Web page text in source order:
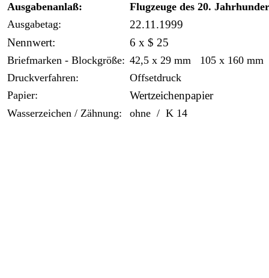
Ausgabenanlaß:
Flugzeuge des 20.
Ausgabetag:
22.11.1999
Nennwert:
6 x $ 25
Briefmarken - Blockgröße: 42,5 x 29 mm 105 x 160 mm
Druckverfahren:
Offsetdruck
Papier:
Wertzeichenpapier
Wasserzeichen / Zähnung: ohne / K 14